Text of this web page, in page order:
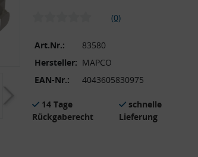
(0)
Art.Nr.:
83580
Hersteller: MAPCO
EAN-Nr.:
4043605830975
14 Tage
Rückgaberecht
schnelle
Lieferung